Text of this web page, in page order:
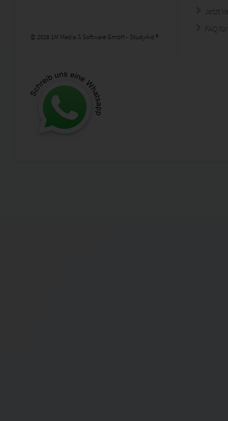
© 2026 1M Media & Software GmbH - StudyAid ®
Jetzt
FAQ